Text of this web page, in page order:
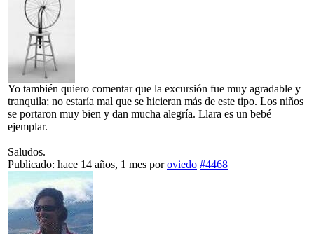
Yo también quiero comentar que la excursión fue muy agradable y
tranquila; no estaría mal que se hicieran más de este tipo. Los niños
se portaron muy bien y dan mucha alegría. Llara es un bebé
ejemplar.
Saludos.
Publicado: hace 14 años, 1 mes poroviedo #4468